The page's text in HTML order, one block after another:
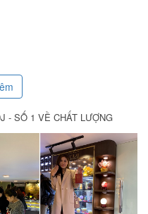
- SỐ 1 VỀ CHẤT LƯỢNG